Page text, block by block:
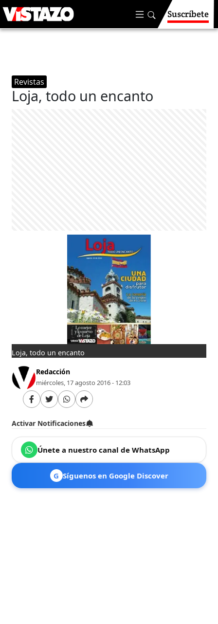
Suscríbete
Revistas
Loja, todo un encanto
Loja, todo un encanto
Redacción
miércoles, 17 agosto 2016 - 12:03
Activar Notificaciones
Únete a nuestro canal de WhatsApp
G Síguenos en Google Discover